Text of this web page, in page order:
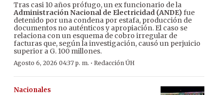
Tras casi 10 años prófugo, un ex funcionario de la
Administración Nacional de Electricidad (ANDE)fue
detenido por una condena por estafa, producción de
documentos no auténticos y apropiación. El caso se
relaciona con un esquema de cobro irregular de
facturas que, según la investigación, causó un perjuicio
superior a G. 100 millones.
Agosto 6, 2026 04:37 p. m. · Redacción ÚH
Nacionales